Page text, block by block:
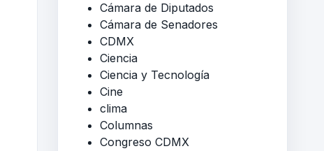
Cámara de Diputados
Cámara de Senadores
CDMX
Ciencia
Ciencia y Tecnología
Cine
clima
Columnas
Congreso CDMX